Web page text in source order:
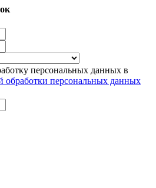
персональных данных в
обработки персональных данных